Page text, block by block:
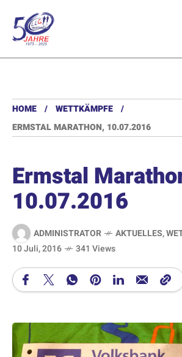
HOME
WETTKÄMPFE
ERMSTAL MARATHON, 10.07.2016
Ermstal
10.07.2016
ADMINISTRATOR AKTUELLES,
10 Juli, 2016
341 Views